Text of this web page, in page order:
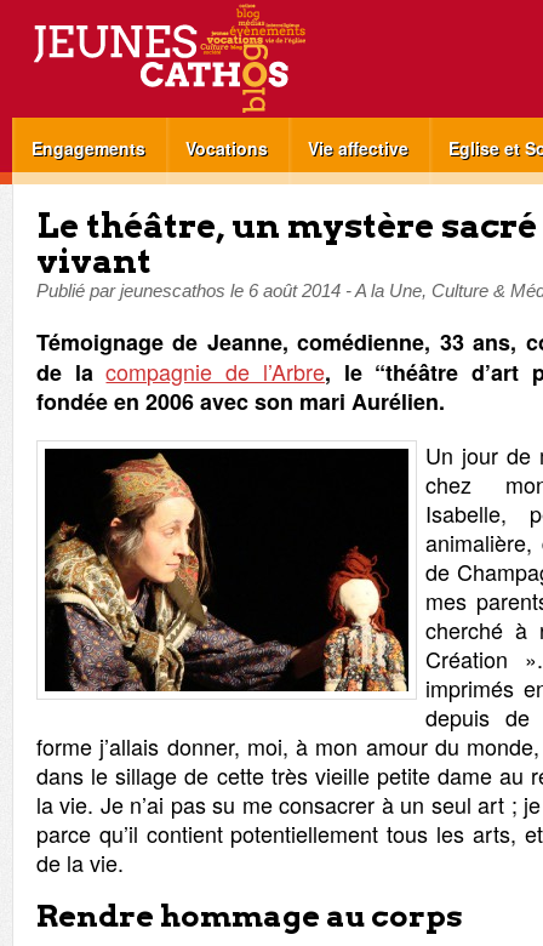
Engagements Vocations Vie affective Eglise et
Le théâtre, un mystère
vivant
Publié parjeunescathos le 6 août 2014 -A la Une, Culture &
Témoignage de Jeanne, comédienne, 33 ans,
de lacompagnie de l’Arbre, le “théâtre d’art
fondée en 2006 avec son mari Aurélien.
Un jour de
chez
Isabelle,
de
mes
cherché à
Création
imprimés
depuis de
forme j’allais donner, moi, à mon amour du
dans le sillage de cette très vieille petite dame au
la vie. Je n’ai pas su me consacrer à un seul art ;
parce qu’il contient potentiellement tous les arts,
de la vie.
Rendre hommage au corps